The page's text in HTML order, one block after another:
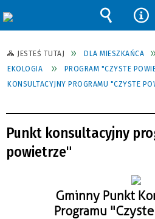
JESTEŚ TUTAJ DLA MIESZKAŃCA
EKOLOGIA
PROGRAM "CZYSTE
KONSULTACYJNY PROGRAMU "CZYSTE
Punkt konsultacyjny
powietrze"
Gminny Punkt
Programu